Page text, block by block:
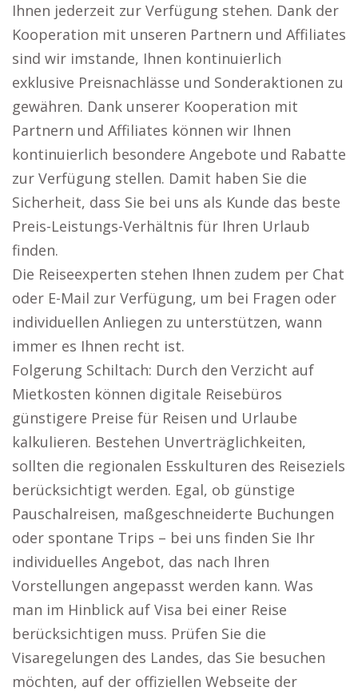
Ihnen jederzeit zur Verfügung stehen. Dank der
Kooperation mit unseren Partnern und Affiliates
sind wir imstande, Ihnen kontinuierlich
exklusive Preisnachlässe und Sonderaktionen zu
gewähren. Dank unserer Kooperation mit
Partnern und Affiliates können wir Ihnen
kontinuierlich besondere Angebote und Rabatte
zur Verfügung stellen. Damit haben Sie die
Sicherheit, dass Sie bei uns als Kunde das beste
Preis-Leistungs-Verhältnis für Ihren Urlaub
finden.
Die Reiseexperten stehen Ihnen zudem per Chat
oder E-Mail zur Verfügung, um bei Fragen oder
individuellen Anliegen zu unterstützen, wann
immer es Ihnen recht ist.
Folgerung Schiltach: Durch den Verzicht auf
Mietkosten können digitale Reisebüros
günstigere Preise für Reisen und Urlaube
kalkulieren. Bestehen Unverträglichkeiten,
sollten die regionalen Esskulturen des Reiseziels
berücksichtigt werden. Egal, ob günstige
Pauschalreisen, maßgeschneiderte Buchungen
oder spontane Trips – bei uns finden Sie Ihr
individuelles Angebot, das nach Ihren
Vorstellungen angepasst werden kann. Was
man im Hinblick auf Visa bei einer Reise
berücksichtigen muss. Prüfen Sie die
Visaregelungen des Landes, das Sie besuchen
möchten, auf der offiziellen Webseite der